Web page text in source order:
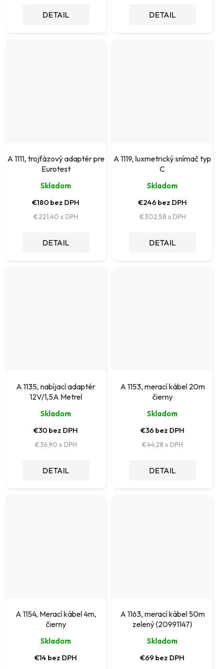
DETAIL DETAIL
A 1111, trojfázový adaptér pre
Eurotest
Skladom
€180 bez DPH
€221,40
DETAIL
A 1119, luxmetrický snímač typ
C
Skladom
€246 bez DPH
€302,58
DETAIL
A 1135, nabíjací adaptér
12V/1,5A Metrel
Skladom
€30 bez DPH
€36,90
DETAIL
A 1153, merací kábel 20m
čierny
Skladom
€36 bez DPH
€44,28
DETAIL
A 1154, Merací kábel 4m,
čierny
Skladom
€14 bez DPH
A 1163, merací kábel 50m
zelený (20991147)
Skladom
€69 bez DPH